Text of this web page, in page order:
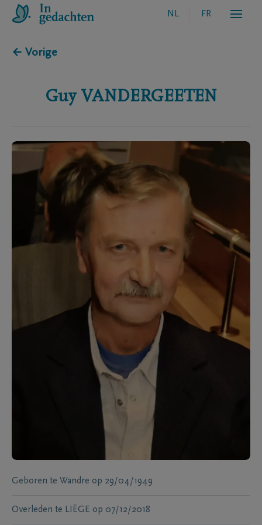
NL FR
← Vorige
Guy VANDERGEETEN
Geboren te Wandre op 29/04/1949
Overleden te LIÈGE op 07/12/2018